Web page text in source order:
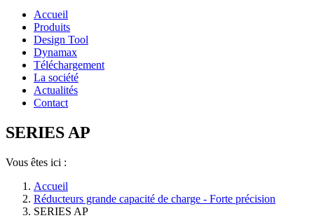
Accueil
Produits
Design Tool
Dynamax
Téléchargement
La société
Actualités
Contact
SERIES AP
Vous êtes ici :
Accueil
Réducteurs grande capacité de charge - Forte précision
SERIES AP